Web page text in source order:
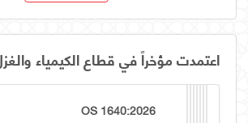
اعتمدت مؤخراً في قطاع الكيمياء
OS 1640:2026